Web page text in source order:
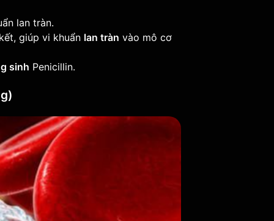
lan tràn.
giúp vi khuẩn lan tràn vào mô cơ
sinh Penicillin.